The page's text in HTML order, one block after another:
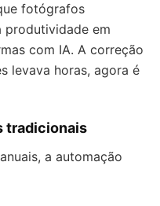
fotógrafos
produtividade em
com IA. A correção
levava horas, agora é
tradicionais
a automação